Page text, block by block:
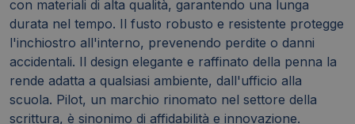
con materiali di alta qualità, garantendo una lunga
durata nel tempo. Il fusto robusto e resistente protegge
l'inchiostro all'interno, prevenendo perdite o danni
accidentali. Il design elegante e raffinato della penna la
rende adatta a qualsiasi ambiente, dall'ufficio alla
scuola. Pilot, un marchio rinomato nel settore della
scrittura, è sinonimo di affidabilità e innovazione.